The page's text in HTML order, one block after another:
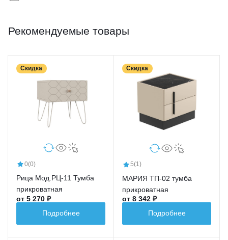
Рекомендуемые товары
Скидка
0(0)
Рица Мод.РЦ-11 Тумба
прикроватная
от 5 270 ₽
Подробнее
Скидка
5(1)
МАРИЯ ТП-02 тумба
прикроватная
от 8 342 ₽
Подробнее